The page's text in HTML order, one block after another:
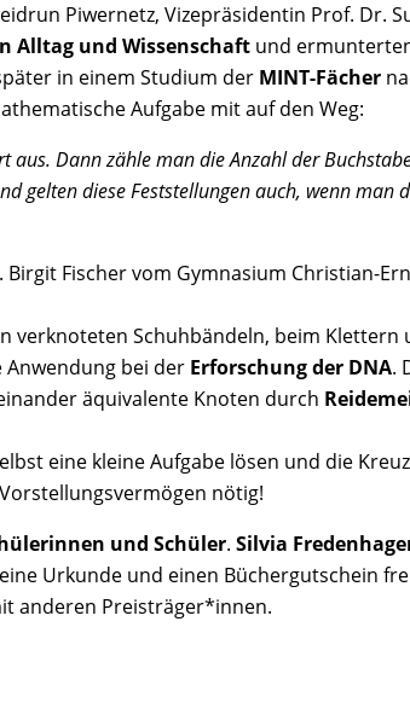
Piwernetz, Vizepräsidentin Prof. Dr.
Alltag und Wissenschaft und
in einem Studium der MINT-Fächer
Aufgabe mit auf den Weg:
Dann zähle man die Anzahl der
gelten diese Feststellungen auch, wenn man
Birgit Fischer vom Gymnasium Christian-
verknoteten Schuhbändeln, beim Klettern
bei der Erforschung der DNA.
äquivalente Knoten durch
eine kleine Aufgabe lösen und die
nötig!
und Schüler. Silvia
Urkunde und einen Büchergutschein
anderen Preisträger*innen.